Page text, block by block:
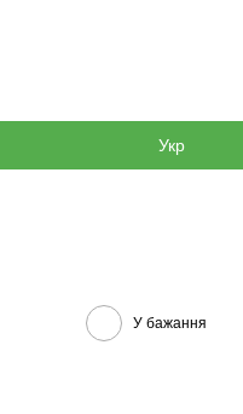
Укр
У бажання